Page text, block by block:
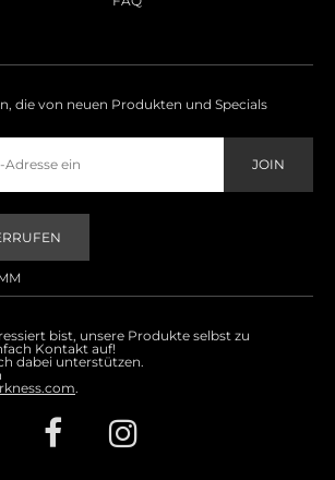
die von neuen Produkten und Specials
bist, unsere Produkte selbst zu
Kontakt auf!
dabei unterstützen.
.